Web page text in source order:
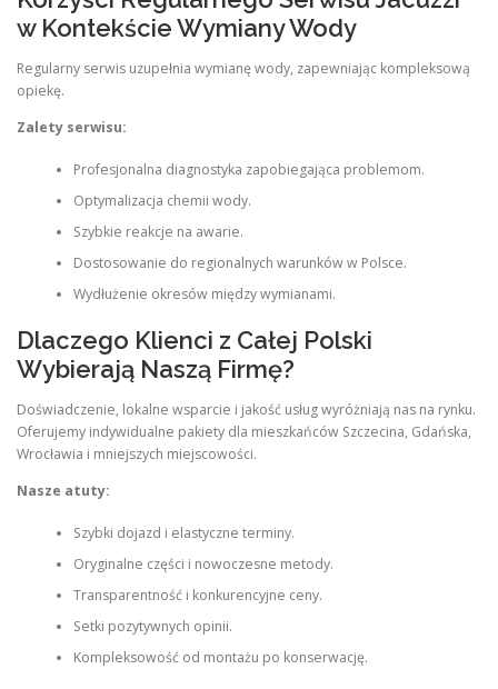
w Kontekście Wymiany Wody
Regularny serwis uzupełnia wymianę wody, zapewniając kompleksową
opiekę.
Zalety serwisu:
Profesjonalna diagnostyka zapobiegająca problemom.
Optymalizacja chemii wody.
Szybkie reakcje na awarie.
Dostosowanie do regionalnych warunków w Polsce.
Wydłużenie okresów między wymianami.
Dlaczego Klienci z Całej Polski
Wybierają Naszą Firmę?
Doświadczenie, lokalne wsparcie i jakość usług wyróżniają nas na rynku.
Oferujemy indywidualne pakiety dla mieszkańców Szczecina, Gdańska,
Wrocławia i mniejszych miejscowości.
Nasze atuty:
Szybki dojazd i elastyczne terminy.
Oryginalne części i nowoczesne metody.
Transparentność i konkurencyjne ceny.
Setki pozytywnych opinii.
Kompleksowość od montażu po konserwację.